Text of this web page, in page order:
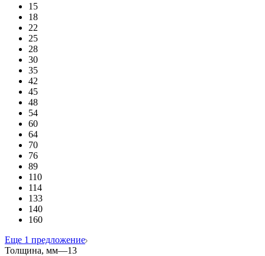
15
18
22
25
28
30
35
42
45
48
54
60
64
70
76
89
110
114
133
140
160
Еще 1 предложение
Толщина, мм—13